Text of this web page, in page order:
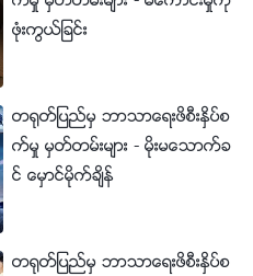
ဖုံးကြယ္ျခင္း
တ႐ုတ္ျပည္မွ ဘာသာေရးဖိစီးႏွိပ္စ
က္မႈ မွတ္တမ္းမ်ား - မိုးမေသာက္ခ
င္ ေမွာင္မိုက္ခ်ိန္
တ႐ုတ္ျပည္မွ ဘာသာေရးဖိစီးႏွိပ္စ